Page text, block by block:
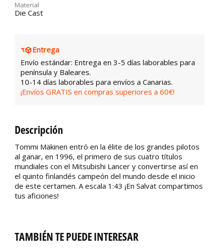
Material
Die Cast
Entrega
Envío estándar: Entrega en 3-5 días laborables para
península y Baleares.
10-14 días laborables para envíos a Canarias.
¡Envíos GRATIS en compras superiores a 60€!
Descripción
Tommi Mäkinen entró en la élite de los grandes pilotos
al ganar, en 1996, el primero de sus cuatro títulos
mundiales con el Mitsubishi Lancer y convertirse así en
el quinto finlandés campeón del mundo desde el inicio
de este certamen. A escala 1:43 ¡En Salvat compartimos
tus aficiones!
TAMBIÉN TE PUEDE INTERESAR